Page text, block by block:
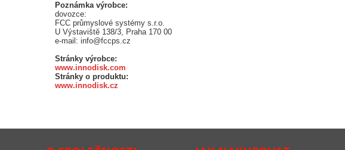
Poznámka výrobce:
dovozce:
FCC průmyslové systémy s.r.o.
U Výstaviště 138/3, Praha 170 00
e-mail: info@fccps.cz
Stránky výrobce:
www.innodisk.com
Stránky o produktu:
www.innodisk.cz